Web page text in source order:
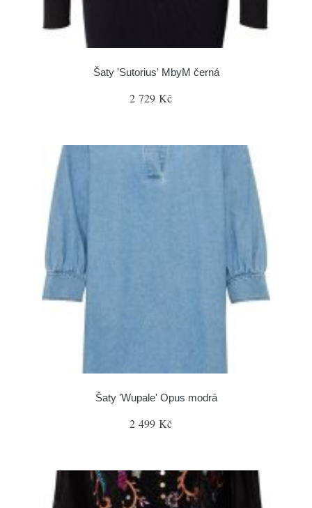
Šaty 'Sutorius' MbyM černá
2 729 Kč
Šaty 'Wupale' Opus modrá
2 499 Kč